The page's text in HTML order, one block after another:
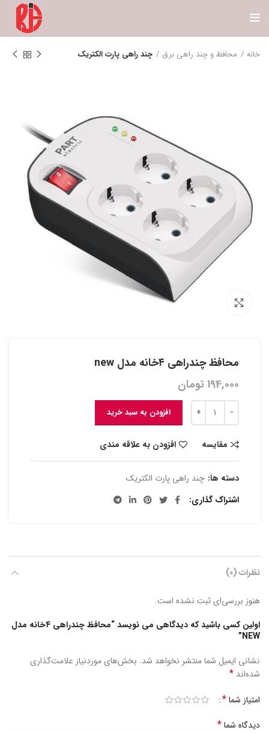
خانه محافظ و چند راهی برق چند راهی پارت الکتریک
بزرگنمایی تصویر
محافظ چندراهی ۴خانه مدل new
194,000 تومان
افزودن به سبد خرید
مقایسه افزودن به علاقه مندی
دسته ها: چند راهی پارت الکتریک
اشتراک گذاری
نظرات (0)
هنوز بررسی‌ای ثبت نشده است.
اولین کسی باشید که دیدگاهی می نویسد “محافظ چندراهی ۴خانه مدل
NEW”
نشانی ایمیل شما منتشر نخواهد شد. بخش‌های موردنیاز علامت‌گذاری
شده‌اند *
امتیاز شما*
دیدگاه شما*